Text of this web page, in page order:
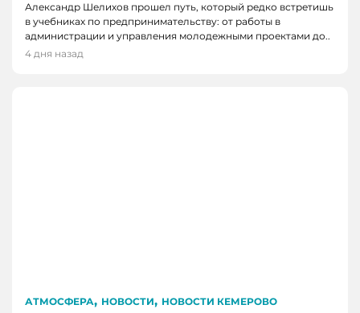
Александр Шелихов прошел путь, который редко встретишь
в учебниках по предпринимательству: от работы в
администрации и управления молодежными проектами до..
4 дня назад
АТМОСФЕРА, НОВОСТИ, НОВОСТИ КЕМЕРОВО